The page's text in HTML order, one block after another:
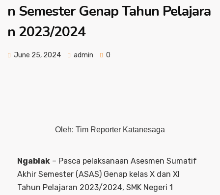
n Semester Genap Tahun Pelajara
n 2023/2024
June 25, 2024 admin 0
Oleh: Tim Reporter Katanesaga
Ngablak – Pasca pelaksanaan Asesmen Sumatif
Akhir Semester (ASAS) Genap kelas X dan XI
Tahun Pelajaran 2023/2024, SMK Negeri 1